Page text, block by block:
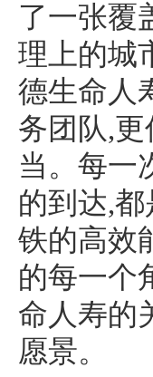
了一张覆
理上的城
德生命人
务团队,
当。每一
的到达,
铁的高效
的每一个
命人寿的
愿景。